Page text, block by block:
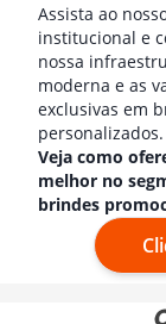
Assista ao
institucional e
nossa
moderna e as
exclusivas em
personalizados.
Veja como
melhor no
brindes